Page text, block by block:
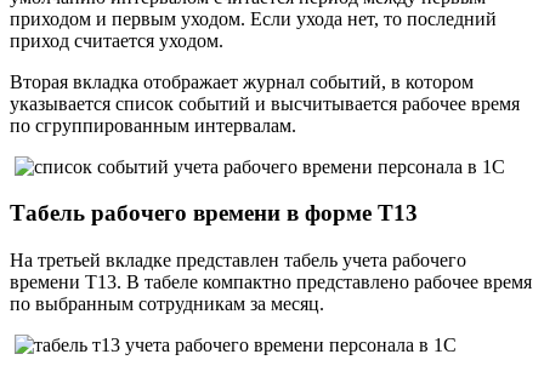
приходом и первым уходом. Если ухода нет, то последний
приход считается уходом.
Вторая вкладка отображает журнал событий, в котором
указывается список событий и высчитывается рабочее время
по сгруппированным интервалам.
Табель рабочего времени в форме Т13
На третьей вкладке представлен табель учета рабочего
времени T13. В табеле компактно представлено рабочее время
по выбранным сотрудникам за месяц.